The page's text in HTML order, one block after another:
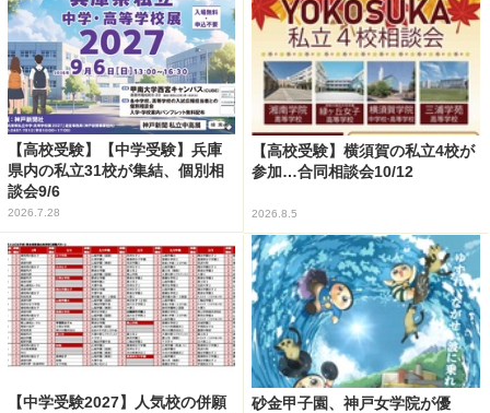
【高校受験】【中学受験】兵庫
県内の私立31校が集結、個別相
談会9/6
2026.7.28
【高校受験】横須賀の私立4校が
参加…合同相談会10/12
2026.8.5
【中学受験2027】人気校の併願
砂金甲子園、神戸女学院が優